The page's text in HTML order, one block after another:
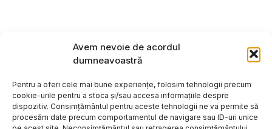
Avem nevoie de acordul
dumneavoastră
Pentru a oferi cele mai bune experiențe, folosim tehnologii precum
cookie-urile pentru a stoca și/sau accesa informațiile despre
dispozitiv. Consimțământul pentru aceste tehnologii ne va permite să
procesăm date precum comportamentul de navigare sau ID-uri unice